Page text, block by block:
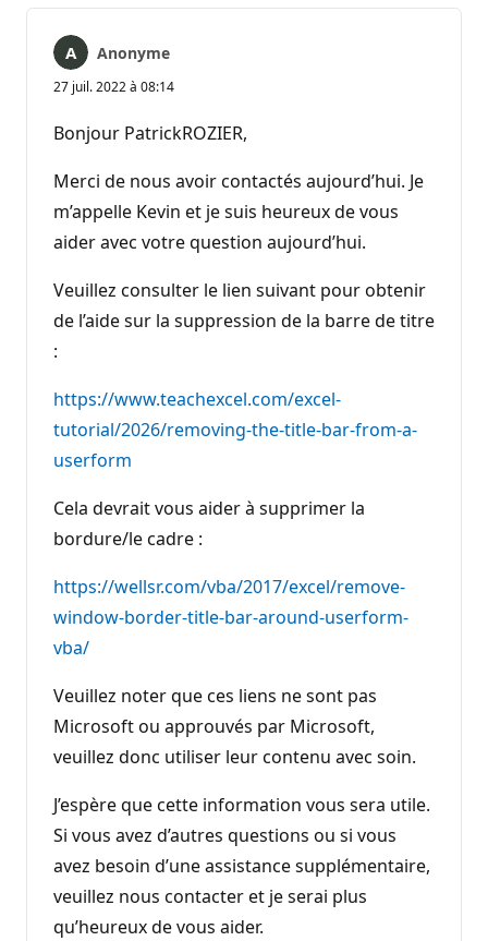
Anonyme
27 juil. 2022 à 08:14
Bonjour PatrickROZIER,
Merci de nous avoir contactés aujourd’hui. Je
m’appelle Kevin et je suis heureux de vous
aider avec votre question aujourd’hui.
Veuillez consulter le lien suivant pour obtenir
de l’aide sur la suppression de la barre de titre
:
https://www.teachexcel.com/excel-
tutorial/2026/removing-the-title-bar-from-a-
userform
Cela devrait vous aider à supprimer la
bordure/le cadre :
https://wellsr.com/vba/2017/excel/remove-
window-border-title-bar-around-userform-
vba/
Veuillez noter que ces liens ne sont pas
Microsoft ou approuvés par Microsoft,
veuillez donc utiliser leur contenu avec soin.
J’espère que cette information vous sera utile.
Si vous avez d’autres questions ou si vous
avez besoin d’une assistance supplémentaire,
veuillez nous contacter et je serai plus
qu’heureux de vous aider.